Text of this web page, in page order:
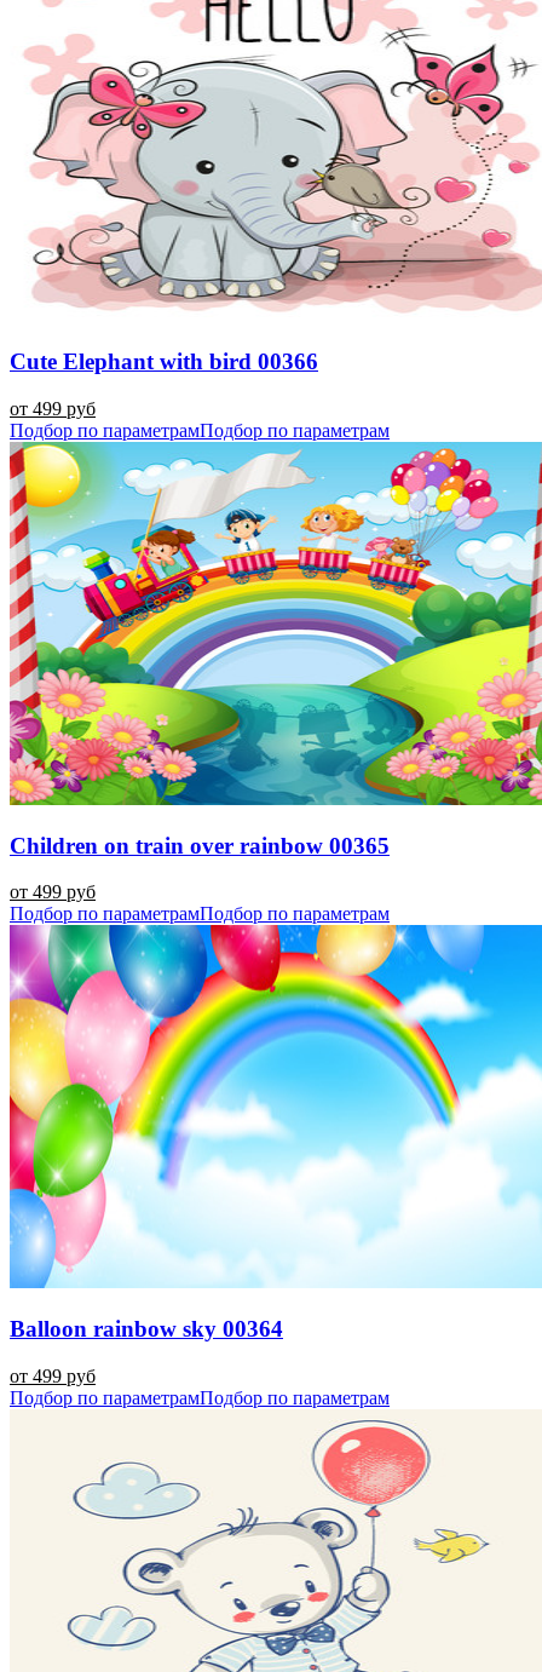
Сute Elephant with bird 00366
от 499 руб
Подбор по параметрамПодбор по параметрам
Children on train over rainbow 00365
от 499 руб
Подбор по параметрамПодбор по параметрам
Balloon rainbow sky 00364
от 499 руб
Подбор по параметрамПодбор по параметрам